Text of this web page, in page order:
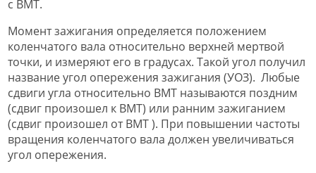
с ВМТ.
Момент зажигания определяется положением
коленчатого вала относительно верхней мертвой
точки, и измеряют его в градусах. Такой угол получил
название угол опережения зажигания (УОЗ). Любые
сдвиги угла относительно ВМТ называются поздним
(сдвиг произошел к ВМТ) или ранним зажиганием
(сдвиг произошел от ВМТ ). При повышении частоты
вращения коленчатого вала должен увеличиваться
угол опережения.